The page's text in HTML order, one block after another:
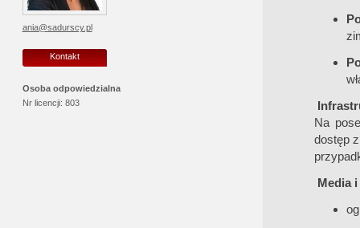
ania@sadurscy.pl
Kontakt
Osoba odpowiedzialna
Nr licencji: 803
Na
dostęp
Media